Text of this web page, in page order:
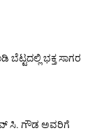
ಭಕ್ತ ಸಾಗರ
ಸಿ. ಗೌಡ ಅವರಿಗೆ